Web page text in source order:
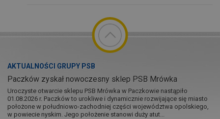
AKTUALNOŚCI GRUPY PSB
Paczków zyskał nowoczesny sklep PSB Mrówka
Uroczyste otwarcie sklepu PSB Mrówka w Paczkowie nastąpiło
01.08.2026 r. Paczków to urokliwe i dynamicznie rozwijające się miasto
położone w południowo-zachodniej części województwa opolskiego,
w powiecie nyskim. Jego położenie stanowi duży atut...